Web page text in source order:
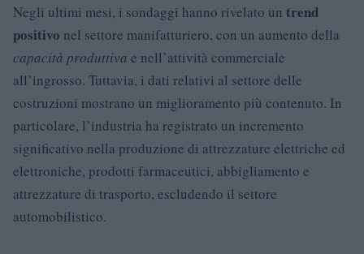
Negli ultimi mesi, i sondaggi hanno rivelato un trend
positivo nel settore manifatturiero, con un aumento della
capacità produttiva e nell’attività commerciale
all’ingrosso. Tuttavia, i dati relativi al settore delle
costruzioni mostrano un miglioramento più contenuto. In
particolare, l’industria ha registrato un incremento
significativo nella produzione di attrezzature elettriche ed
elettroniche, prodotti farmaceutici, abbigliamento e
attrezzature di trasporto, escludendo il settore
automobilistico.